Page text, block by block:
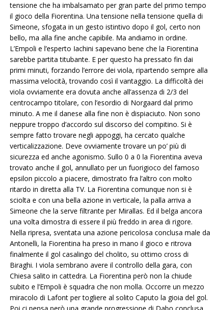
tensione che ha imbalsamato per gran parte del primo tempo
il gioco della Fiorentina. Una tensione nella tensione quella di
Simeone, sfogata in un gesto istintivo dopo il gol, certo non
bello, ma alla fine anche capibile. Ma andiamo in ordine.
L’Empoli e l’esperto Iachini sapevano bene che la Fiorentina
sarebbe partita titubante. E per questo ha pressato fin dai
primi minuti, forzando l’errore dei viola, ripartendo sempre alla
massima velocità, trovando così il vantaggio. La difficoltà dei
viola ovviamente era dovuta anche all’assenza di 2/3 del
centrocampo titolare, con l’esordio di Norgaard dal primo
minuto. A me il danese alla fine non è dispiaciuto. Non sono
neppure troppo d’accordo sul discorso del compitino. Si è
sempre fatto trovare negli appoggi, ha cercato qualche
verticalizzazione. Deve ovviamente trovare un po’ più di
sicurezza ed anche agonismo. Sullo 0 a 0 la Fiorentina aveva
trovato anche il gol, annullato per un fuorigioco del famoso
epsilon piccolo a piacere, dimostrato fra l’altro con molto
ritardo in diretta alla TV. La Fiorentina comunque non si è
sciolta e con una bella azione in verticale, la palla arriva a
Simeone che la serve filtrante per Mirallas. Ed il belga ancora
una volta dimostra di essere il più freddo in area di rigore.
Nella ripresa, sventata una azione pericolosa conclusa male da
Antonelli, la Fiorentina ha preso in mano il gioco e ritrova
finalmente il gol casalingo del cholito, su ottimo cross di
Biraghi. I viola sembrano avere il controllo della gara, con
Chiesa salito in cattedra. La Fiorentina però non la chiude
subito e l’Empoli è squadra che non molla. Occorre un mezzo
miracolo di Lafont per togliere al solito Caputo la gioia del gol.